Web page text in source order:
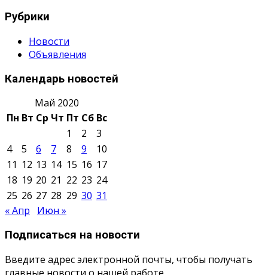
Рубрики
Новости
Объявления
Календарь новостей
Май 2020
Пн Вт Ср Чт Пт Сб Вс
1
2
3
4
5 6 7 8 9
10
11 12 13 14 15 16 17
18 19 20 21 22 23 24
25 26 27 28 29 30 31
« Апр
Июн »
Подписаться на новости
Введите адрес электронной почты, чтобы получать